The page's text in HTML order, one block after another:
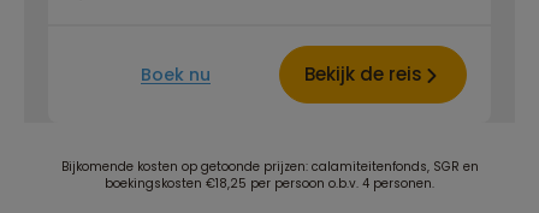
Boek nu Bekijk de reis
Bijkomende kosten op getoonde prijzen: calamiteitenfonds, SGR en
boekingskosten €18,25 per persoon o.b.v. 4 personen.